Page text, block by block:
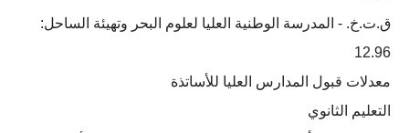
ق.ت.خ. - المدرسة الوطنیة العلیا لعلوم البحر وتھیئة الساحل:
12.96
معدلات قبول المدارس العليا للأساتذة
التعليم الثانوي